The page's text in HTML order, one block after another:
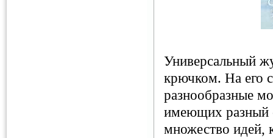
Универсальный
крючком. На его
разнообразные
имеющих разный
множество идей,